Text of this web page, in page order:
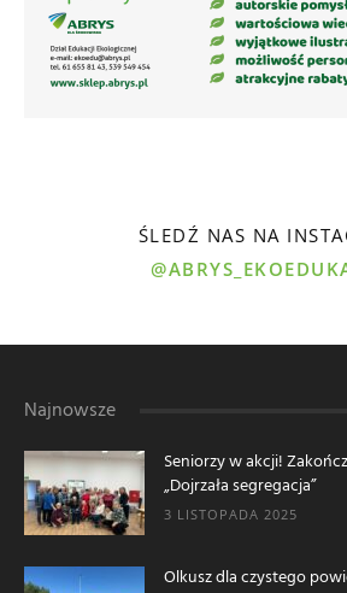
ŚLEDŹ NAS NA
Najnowsze
Seniorzy w akcji!
„Dojrzała segregacja”
3 LISTOPADA 2025
Olkusz dla czystego